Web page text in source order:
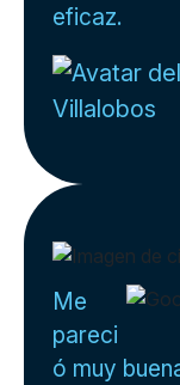
eficaz.
Villalobos
Me
pareci
ó muy